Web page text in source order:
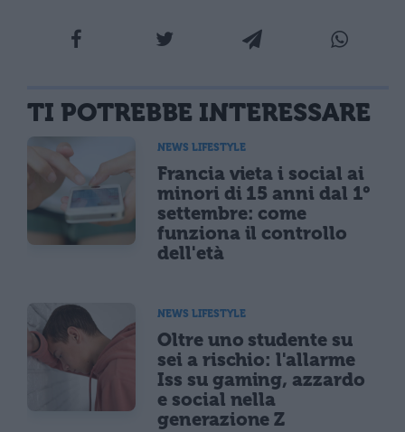
TI POTREBBE INTERESSARE
NEWS LIFESTYLE
Francia vieta i social ai
minori di 15 anni dal 1°
settembre: come
funziona il controllo
dell'età
NEWS LIFESTYLE
Oltre uno studente su
sei a rischio: l'allarme
Iss su gaming, azzardo
e social nella
generazione Z